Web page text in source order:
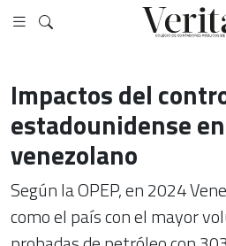
Impactos del
estadounidense
venezolano
Según la OPEP, en 2024
como el país con el mayor